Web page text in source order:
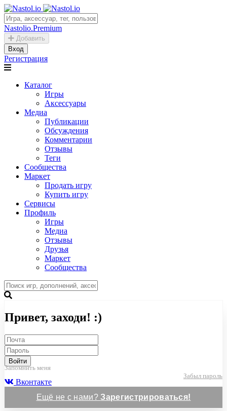
Nastolio.Premium
Добавить
Вход
Регистрация
Каталог
Игры
Аксессуары
Медиа
Публикации
Обсуждения
Комментарии
Отзывы
Теги
Сообщества
Маркет
Продать игру
Купить игру
Сервисы
Профиль
Игры
Медиа
Отзывы
Друзья
Маркет
Сообщества
Привет, заходи! :)
Войти
Запомнить меня
Забыл пароль
Вконтакте
Ещё не с нами?Зарегистрироваться!